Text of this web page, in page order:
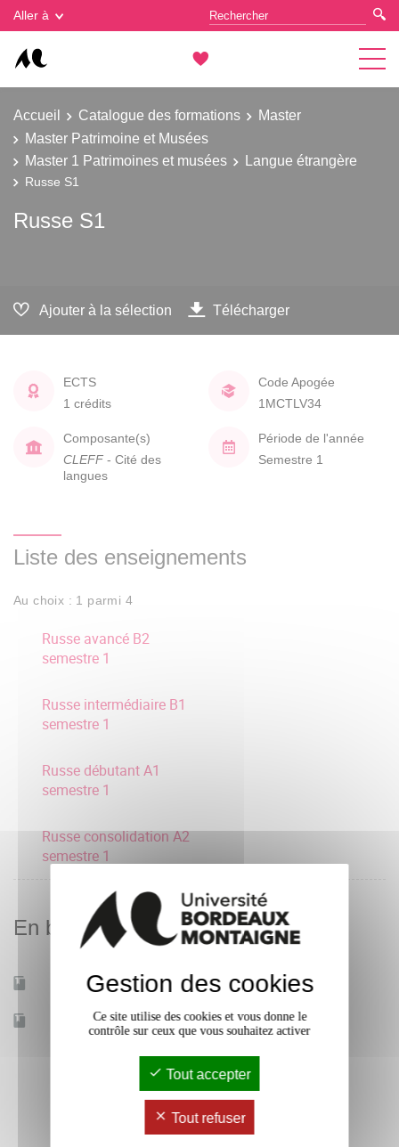
Aller à
Accueil Catalogue des formations
Master
Master Patrimoine et Musées
Master 1 Patrimoines et musées
Langue étrangère
Russe S1
Russe S1
Ajouter à la sélection Télécharger
ECTS
1 crédits
Code Apogée
1MCTLV34
Composante(s)
CLEFF - Cité des
langues
Période de l'année
Semestre 1
Liste des enseignements
Au choix : 1 parmi 4
Russe avancé B2
semestre 1
Russe intermédiaire B1
semestre 1
Russe débutant A1
semestre 1
Russe consolidation A2
semestre 1
En bref
Mobilité d'études Oui
Accessible à distance Non
Gestion des cookies
Gestion des cookies
Ce site utilise des cookies et vous donne le
contrôle sur ceux que vous souhaitez activer
Tout accepter
Tout refuser